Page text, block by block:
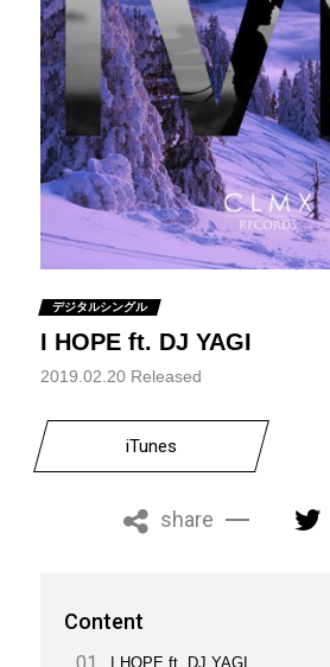
デジタルシングル
I HOPE ft. DJ YAGI
2019.02.20 Released
iTunes
share
Content
I HOPE ft. DJ YAGI